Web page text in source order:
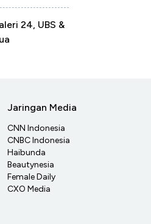
24, UBS &
Jaringan Media
CNN Indonesia
CNBC Indonesia
Haibunda
Beautynesia
Female Daily
CXO Media